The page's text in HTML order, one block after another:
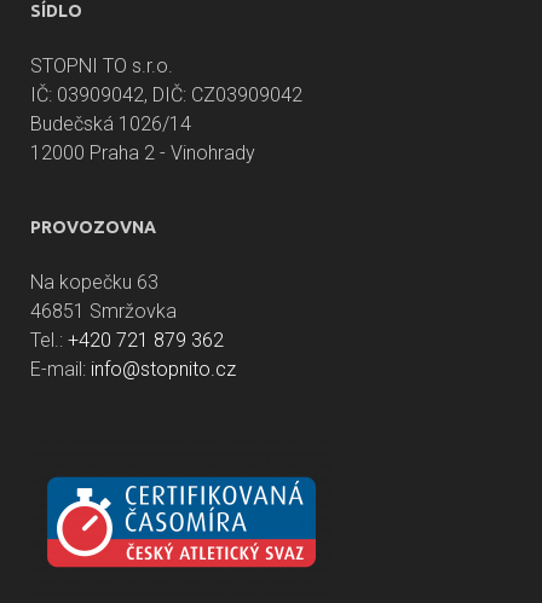
SÍDLO
STOPNI TO s.r.o.
IČ: 03909042, DIČ: CZ03909042
Budečská 1026/14
12000 Praha 2 - Vinohrady
PROVOZOVNA
Na kopečku 63
46851 Smržovka
Tel.: +420 721 879 362
E-mail: info@stopnito.cz